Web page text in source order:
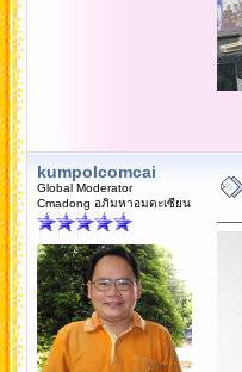
kumpolcomcai
Global Moderator
Cmadong อภิมหาอมตะเซียน